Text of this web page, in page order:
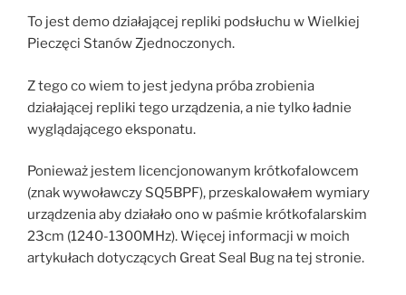
chińskim
transceiverze
USDX+”
To jest demo działającej repliki podsłuchu w Wielkiej
Pieczęci Stanów Zjednoczonych.
Z tego co wiem to jest jedyna próba zrobienia
działającej repliki tego urządzenia, a nie tylko ładnie
wyglądającego eksponatu.
Ponieważ jestem licencjonowanym krótkofalowcem
(znak wywoławczy SQ5BPF), przeskalowałem wymiary
urządzenia aby działało ono w paśmie krótkofalarskim
23cm (1240-1300MHz). Więcej informacji w moich
artykułach dotyczących Great Seal Bug na tej stronie.